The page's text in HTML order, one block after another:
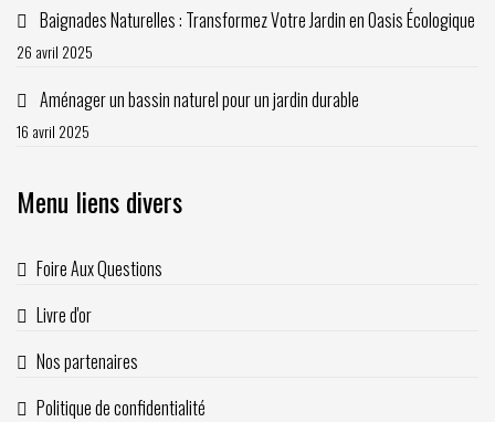
Baignades Naturelles : Transformez Votre Jardin en Oasis Écologique
26 avril 2025
Aménager un bassin naturel pour un jardin durable
16 avril 2025
Menu liens divers
Foire Aux Questions
Livre d'or
Nos partenaires
Politique de confidentialité